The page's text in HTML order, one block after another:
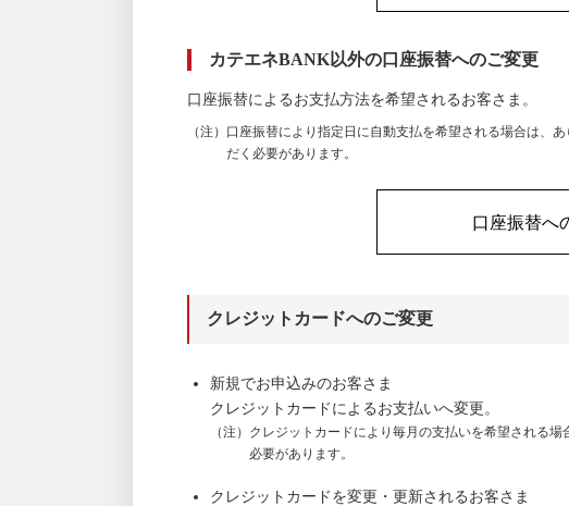
カテエネBANK以外の口座振替へのご変更
口座振替によるお支払方法を希望されるお客さま。
（注）口座振替により指定日に自動支払を希望される場合は、
だく必要があります。
口座振替へ
クレジットカードへのご変更
新規でお申込みのお客さま
クレジットカードによるお支払いへ変更。
（注）クレジットカードにより毎月の支払いを希望される
必要があります。
クレジットカードを変更・更新されるお客さま